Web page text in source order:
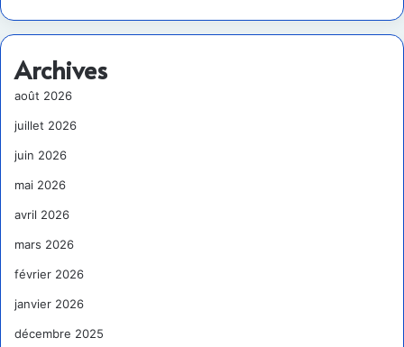
Archives
août 2026
juillet 2026
juin 2026
mai 2026
avril 2026
mars 2026
février 2026
janvier 2026
décembre 2025